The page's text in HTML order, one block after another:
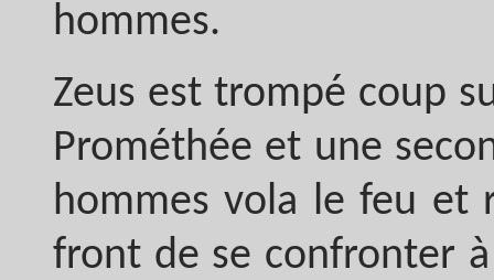
hommes.
Zeus est trompé coup
Prométhée et une
hommes vola le feu et
front de se confronter